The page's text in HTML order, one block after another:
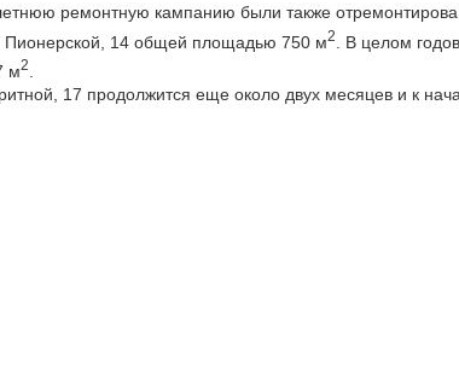
ремонтную кампанию были также
Пионерской, 14 общей площадью 750 м2
. В целом
м2
17 продолжится еще около двух месяцев и к